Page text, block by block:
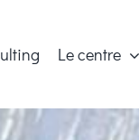
Le centre